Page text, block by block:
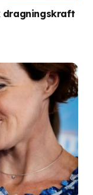
dragningskraft